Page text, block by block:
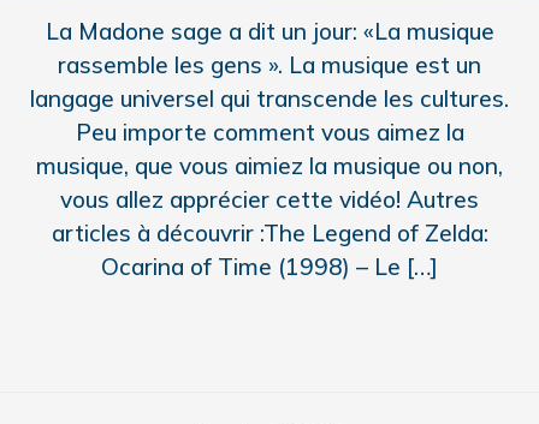
La Madone sage a dit un jour: «La musique
rassemble les gens ». La musique est un
langage universel qui transcende les cultures.
Peu importe comment vous aimez la
musique, que vous aimiez la musique ou non,
vous allez apprécier cette vidéo! Autres
articles à découvrir :The Legend of Zelda:
Ocarina of Time (1998) – Le […]